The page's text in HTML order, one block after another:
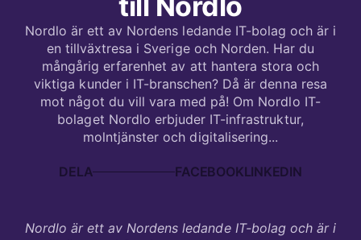
Nordlo är ett av Nordens ledande IT-bolag och är i
en tillväxtresa i Sverige och Norden. Har du
mångårig erfarenhet av att hantera stora och
viktiga kunder i IT-branschen? Då är denna resa
mot något du vill vara med på! Om Nordlo IT-
bolaget Nordlo erbjuder IT-infrastruktur,
molntjänster och digitalisering...
DELA
Nordlo är ett av Nordens ledande IT-bolag och är i